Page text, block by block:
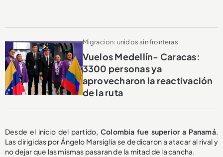
Migracion: unidos sin fronteras
Vuelos Medellín- Caracas:
3300 personas ya
aprovecharon la reactivación
de la ruta
Desde el inicio del partido,Colombia fue superior a Panamá.
Las dirigidas por Ángelo Marsiglia se dedicaron a atacar al rival y
no dejar que las mismas pasaran de la mitad de la cancha.